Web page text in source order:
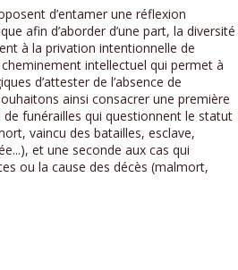
d’entamer une réflexion
afin d’aborder d’une part, la diversité
à la privation intentionnelle de
intellectuel qui permet à
d’attester de l’absence de
ainsi consacrer une première
funérailles qui questionnent le statut
vaincu des batailles, esclave,
et une seconde aux cas qui
ou la cause des décès (malmort,